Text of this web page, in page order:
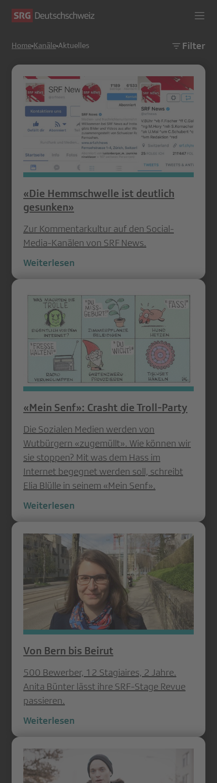
Home Kanäle Aktuelles Filter
«Die Hemmschwelle ist deutlich
gesunken»
Zur Kommentarkultur auf den Social-
Media-Kanälen von SRF News.
Weiterlesen
«Mein Senf»: Crasht die Troll-Party
Die Sozialen Medien werden von
Wutbürgern «zugemüllt». Wie können wir
sie stoppen? Mit was dem Hass im
Internet begegnet werden soll, schreibt
Elia Blülle in seinem «Mein Senf».
Weiterlesen
Von Bern bis Beirut
500 Bewerber, 12 Stagiaires, 2 Jahre.
Anita Bünter lässt ihre SRF-Stage Revue
passieren.
Weiterlesen